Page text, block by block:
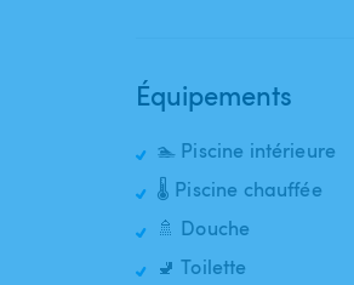
Équipements
🏊 Piscine intérieure
🌡️ Piscine chauffée
🚿 Douche
🚽 Toilette